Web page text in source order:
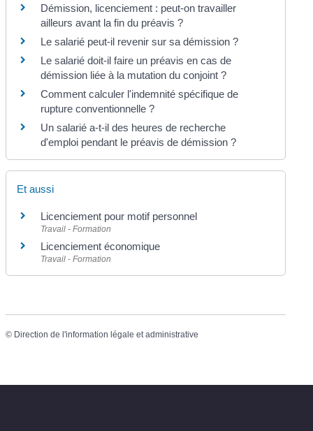
Démission, licenciement : peut-on travailler
ailleurs avant la fin du préavis ?
Le salarié peut-il revenir sur sa démission ?
Le salarié doit-il faire un préavis en cas de
démission liée à la mutation du conjoint ?
Comment calculer l'indemnité spécifique de
rupture conventionnelle ?
Un salarié a-t-il des heures de recherche
d'emploi pendant le préavis de démission ?
Et aussi
Licenciement pour motif personnel
Travail - Formation
Licenciement économique
Travail - Formation
© Direction de l'information légale et administrative